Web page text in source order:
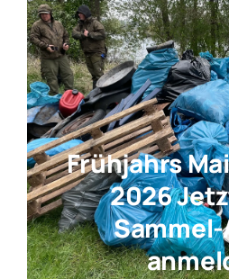
Frühjahrs
2026